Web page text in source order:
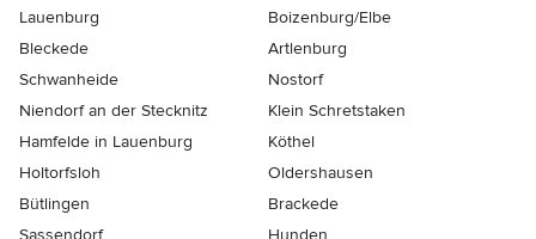
Lauenburg
Boizenburg/Elbe
Bleckede
Artlenburg
Schwanheide
Nostorf
Niendorf an der Stecknitz
Klein Schretstaken
Hamfelde in Lauenburg
Köthel
Holtorfsloh
Oldershausen
Bütlingen
Brackede
Sassendorf
Hunden